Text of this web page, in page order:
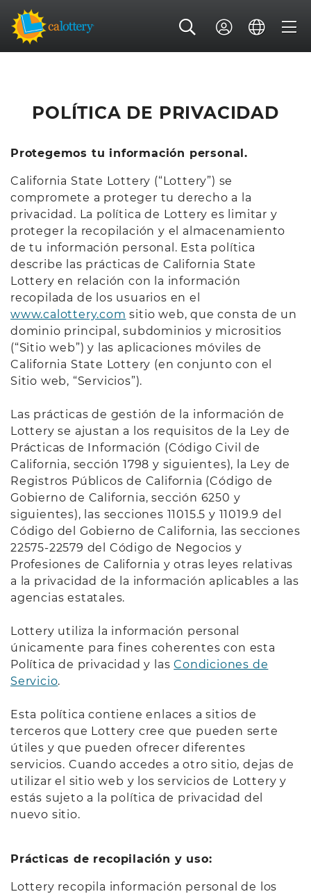
POLÍTICA DE PRIVACIDAD
Protegemos tu información personal.
California State Lottery (“Lottery”) se
compromete a proteger tu derecho a la
privacidad. La política de Lottery es limitar y
proteger la recopilación y el almacenamiento
de tu información personal. Esta política
describe las prácticas de California State
Lottery en relación con la información
recopilada de los usuarios en el
www.calottery.com sitio web, que consta de un
dominio principal, subdominios y micrositios
(“Sitio web”) y las aplicaciones móviles de
California State Lottery (en conjunto con el
Sitio web, “Servicios”).
Las prácticas de gestión de la información de
Lottery se ajustan a los requisitos de la Ley de
Prácticas de Información (Código Civil de
California, sección 1798 y siguientes), la Ley de
Registros Públicos de California (Código de
Gobierno de California, sección 6250 y
siguientes), las secciones 11015.5 y 11019.9 del
Código del Gobierno de California, las secciones
22575-22579 del Código de Negocios y
Profesiones de California y otras leyes relativas
a la privacidad de la información aplicables a las
agencias estatales.
Lottery utiliza la información personal
únicamente para fines coherentes con esta
Política de privacidad y lasCondiciones de
Servicio.
Esta política contiene enlaces a sitios de
terceros que Lottery cree que pueden serte
útiles y que pueden ofrecer diferentes
servicios. Cuando accedes a otro sitio, dejas de
utilizar el sitio web y los servicios de Lottery y
estás sujeto a la política de privacidad del
nuevo sitio.
Prácticas de recopilación y uso:
Lottery recopila información personal de los